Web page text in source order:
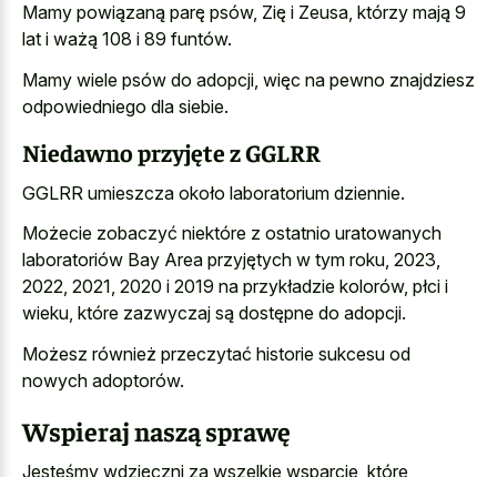
Mamy powiązaną parę psów, Zię i Zeusa, którzy mają 9
lat i ważą 108 i 89 funtów.
Mamy wiele psów do adopcji, więc na pewno znajdziesz
odpowiedniego dla siebie.
Niedawno przyjęte z GGLRR
GGLRR umieszcza około laboratorium dziennie.
Możecie zobaczyć niektóre z ostatnio uratowanych
laboratoriów Bay Area przyjętych w tym roku, 2023,
2022, 2021, 2020 i 2019 na przykładzie kolorów, płci i
wieku, które zazwyczaj są dostępne do adopcji.
Możesz również przeczytać historie sukcesu od
nowych adoptorów.
Wspieraj naszą sprawę
Jesteśmy wdzięczni za wszelkie wsparcie, które